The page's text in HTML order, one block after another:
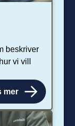
beskriver
vi vill
mer